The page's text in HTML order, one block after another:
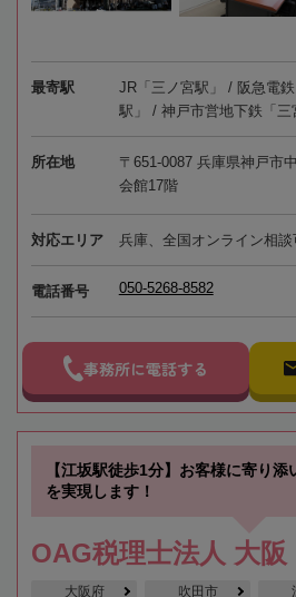
最寄駅
JR「三ノ宮駅」 / 阪急電
駅」 / 神戸市営地下鉄「三
所在地
〒651-0087 兵庫県神戸市
会館17階
対応エリア 兵庫、全国オンライン相談
電話番号 050-5268-8582
事務所に電話する
【江坂駅徒歩1分】お客様に寄り
を実現します！
OAG税理士法人 大阪
大阪府 吹田市